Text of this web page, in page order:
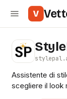
V
Assistente di
scegliere il look